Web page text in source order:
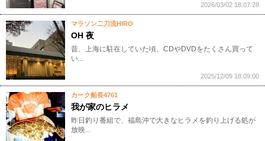
2026/03/02 18:07:28
マラソン二刀流HIRO
OH 夜
昔、上海に駐在していた頃、CDやDVDをたくさん買って
い...
2025/12/09 18:09:00
カーク船長4761
我が家のヒラメ
昨日釣り番組で、福島沖で大きなヒラメを釣り上げる処が
放映...